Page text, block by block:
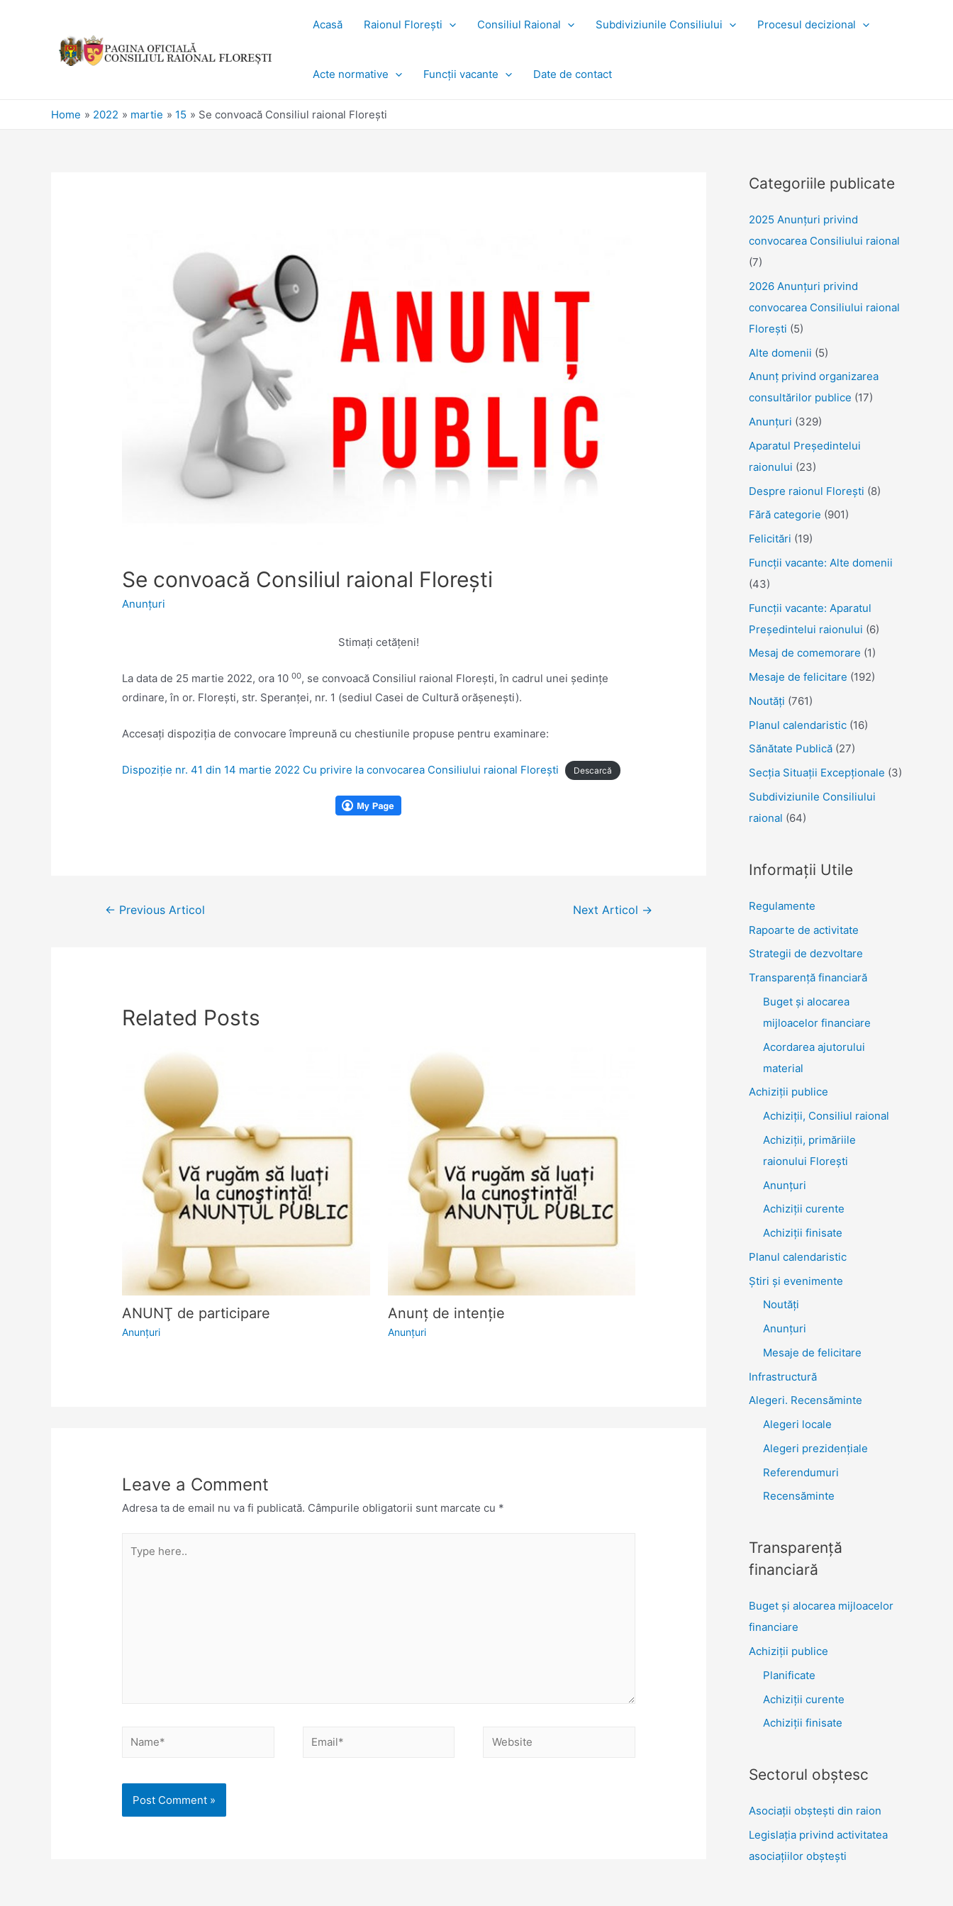
Acasă Raionul Florești Consiliul Raional Subdiviziunile Consiliului Procesul decizional
Acte normative Funcții vacante Date de contact
Home 2022 martie 15 Se convoacă Consiliul raional Florești
Se convoacă Consiliul raional Florești
Anunţuri
Stimaţi cetăţeni!
La data de 25 martie 2022, ora 1000, se convoacă Consiliul raional Floreşti, în cadrul unei şedinţe
ordinare, în or. Floreşti, str. Speranţei, nr. 1 (sediul Casei de Cultură orăşeneşti).
Accesaţi dispoziția de convocare împreună cu chestiunile propuse pentru examinare:
Dispoziţie nr. 41 din 14 martie 2022 Cu privire la convocarea Consiliului raional Floreşti Descarcă
Navigare
← Previous Articol Next Articol →
Related Posts
ANUNŢ de participare
Anunţuri
Anunţ de intenţie
Anunţuri
Leave a Comment
Adresa ta de email nu va fi publicată. Câmpurile obligatorii sunt marcate cu *
here..
Name* Email* Website
Categoriile publicate
2025 Anunţuri privind
convocarea Consiliului raional
(7)
2026 Anunțuri privind
convocarea Consiliului raional
Florești (5)
Alte domenii (5)
Anunţ privind organizarea
consultărilor publice (17)
Anunţuri (329)
Aparatul Preşedintelui
raionului (23)
Despre raionul Floreşti (8)
Fără categorie (901)
Felicitări (19)
Funcţii vacante: Alte domenii
(43)
Funcții vacante: Aparatul
Președintelui raionului (6)
Mesaj de comemorare (1)
Mesaje de felicitare (192)
Noutăţi (761)
Planul calendaristic (16)
Sănătate Publică (27)
Secția Situații Excepționale (3)
Subdiviziunile Consiliului
raional (64)
Informații Utile
Regulamente
Rapoarte de activitate
Strategii de dezvoltare
Transparenţă financiară
Buget și alocarea
mijloacelor financiare
Acordarea ajutorului
material
Achiziţii publice
Achiziții, Consiliul raional
Achiziții, primăriile
raionului Florești
Anunțuri
Achiziții curente
Achiziții finisate
Planul calendaristic
Știri şi evenimente
Noutăţi
Anunţuri
Mesaje de felicitare
Infrastructură
Alegeri. Recensăminte
Alegeri locale
Alegeri prezidențiale
Referendumuri
Recensăminte
Transparenţă
financiară
Buget și alocarea mijloacelor
financiare
Achiziţii publice
Planificate
Achiziții curente
Achiziții finisate
Sectorul obştesc
Asociaţii obşteşti din raion
Legislaţia privind activitatea
asociaţiilor obşteşti